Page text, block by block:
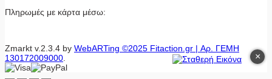
Πληρωμές με κάρτα μέσω:
Zmarkt v.2.3.4 by WebARTing ©2025 Fitaction.gr | Αρ. ΓΕΜΗ
130172009000
×